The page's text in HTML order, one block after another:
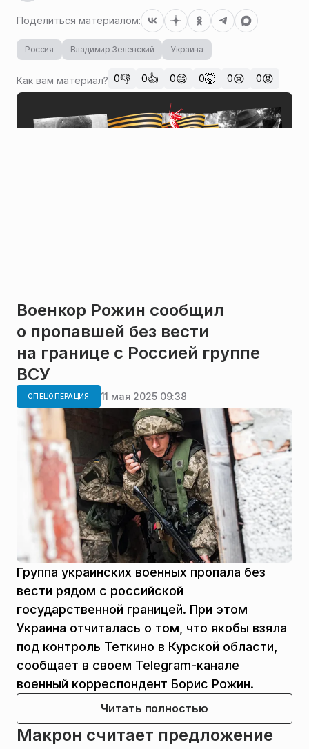
Поделиться материалом:
Россия Владимир Зеленский Украина
Как вам материал? 0👎 0👍 0😄 0🤯 0😢 0😡
Военкор Рожин сообщил
о пропавшей без вести
на границе с Россией группе
ВСУ
СПЕЦОПЕРАЦИЯ 11 мая 2025 09:38
Группа украинских военных пропала без
вести рядом с российской
государственной границей. При этом
Украина отчиталась о том, что якобы взяла
под контроль Теткино в Курской области,
сообщает в своем Telegram-канале
военный корреспондент Борис Рожин.
Читать полностью
Макрон считает предложение